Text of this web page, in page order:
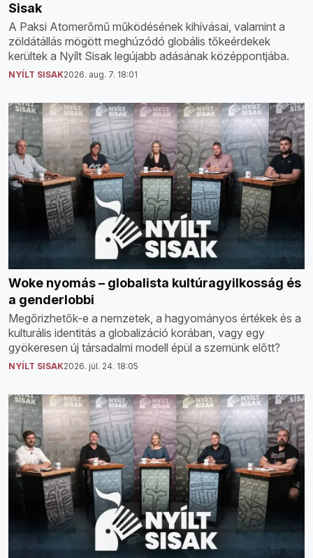
Sisak
A Paksi Atomerőmű működésének kihívásai, valamint a
zöldátállás mögött meghúzódó globális tőkeérdekek
kerültek a Nyílt Sisak legújabb adásának középpontjába.
NYÍLT SISAK2026. aug. 7. 18:01
Woke nyomás – globalista kultúragyilkosság és
a genderlobbi
Megőrizhetők-e a nemzetek, a hagyományos értékek és a
kulturális identitás a globalizáció korában, vagy egy
gyökeresen új társadalmi modell épül a szemünk előtt?
NYÍLT SISAK2026. júl. 24. 18:05